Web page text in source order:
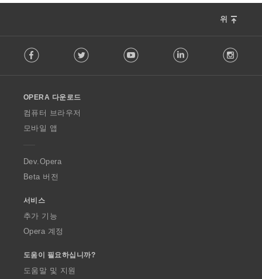
위
o
w
O
p
a
Facebook Twitter Youtube LinkedIn
OPERA 다운로드
컴퓨터 브라우저
모바일 앱
Dev.Opera
Beta 버전
서비스
추가 기능
Opera 계정
도움이 필요하십니까?
도움말 및 지원